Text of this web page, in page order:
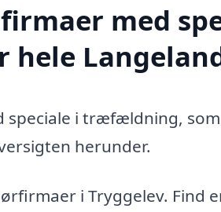
med
hele
speciale i træfældning,
herunder.
i Tryggelev. Find